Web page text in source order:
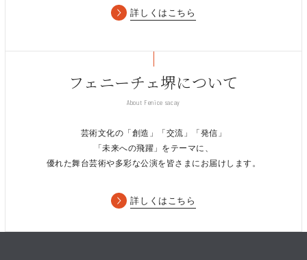
詳しくはこちら
フェニーチェ堺について
About Fenice sacay
芸術文化の「創造」「交流」「発信」
「未来への飛躍」をテーマに、
優れた舞台芸術や多彩な公演を皆さまにお届けします。
詳しくはこちら